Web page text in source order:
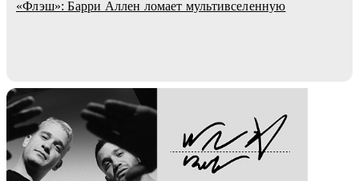
«Флэш»: Барри Аллен ломает мультивселенную